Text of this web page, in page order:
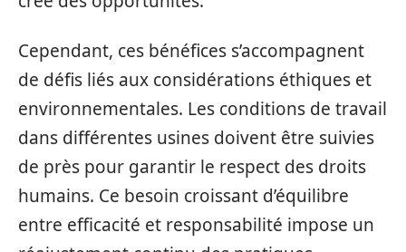
Cependant, ces bénéfices s’accompagnent
de défis liés aux considérations éthiques et
environnementales. Les conditions de travail
dans différentes usines doivent être suivies
de près pour garantir le respect des droits
humains. Ce besoin croissant d’équilibre
entre efficacité et responsabilité impose un